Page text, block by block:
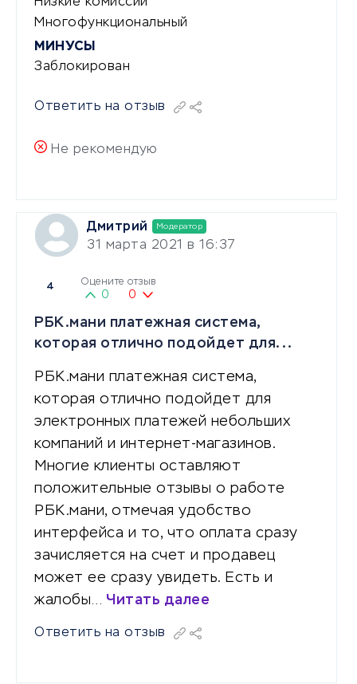
Многофункциональный
МИНУСЫ
Заблокирован
Ответить на отзыв
Не рекомендую
Дмитрий Модератор
31 марта 2021 в 16:37
4 Оцените отзыв
0 0
РБК.мани платежная система,
которая отлично подойдет для...
РБК.мани платежная система,
которая отлично подойдет для
электронных платежей небольших
компаний и интернет-магазинов.
Многие клиенты оставляют
положительные отзывы о работе
РБК.мани, отмечая удобство
интерфейса и то, что оплата сразу
зачисляется на счет и продавец
может ее сразу увидеть. Есть и
жалобы… Читать далее
Ответить на отзыв